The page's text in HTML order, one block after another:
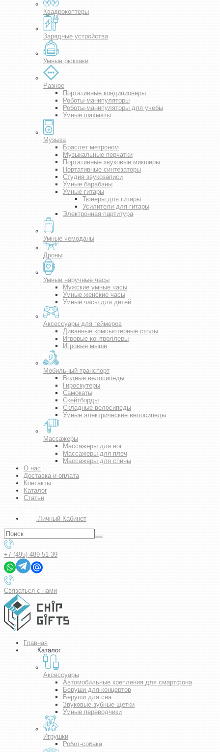
Квадрокоптеры
Зарядные устройства
Умные рюкзаки
Разное
Портативные кондиционеры
Роботы-манипуляторы
Роботы-манипуляторы для учебы
Умные шахматы
Музыка
Браслет метроном
Музыкальные перчатки
Портативные звуковые микшеры
Портативные синтезаторы
Студия звукозаписи
Умные барабаны
Умные гитары
Тюнеры для гитары
Усилители для гитары
Электронная партитура
Умные чемоданы
Дроны
Умные наручные часы
Мужские умные часы
Умные женские часы
Умные часы для детей
Аксессуары для геймеров
Диванные компьютерные столы
Игровые контроллеры
Игровые мыши
Мобильный транспорт
Водные велосипеды
Гироскутеры
Самокаты
Скейтборды
Складные велосипеды
Умные электрические велосипеды
Массажеры
Массажеры для ног
Массажеры для плеч
Массажеры для спины
О нас
Доставка и оплата
Контакты
Каталог
Статьи
Личный Кабинет
+7 (495) 489-51-39
Связаться с нами
Главная
Каталог
Аксессуары
Автомобильные крепления для смартфона
Беруши для концертов
Беруши для сна
Звуковые зубные щетки
Умные переводчики
Игрушки
Робот-собака